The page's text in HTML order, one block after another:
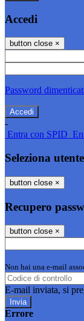
Accedi
button close ×
Password
-
Entra con SPID
Seleziona utente
button close ×
Recupero
button close ×
Non hai una e-mail
E-mail inviata, si
Errore